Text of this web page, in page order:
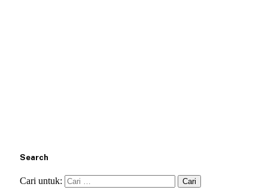
Search
Cari untuk: